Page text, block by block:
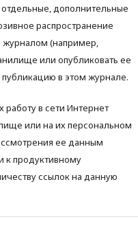
отдельные, дополнительные
распространение
журналом (например,
или опубликовать ее
публикацию в этом журнале.
в сети Интернет
или на их персональном
ее данным
к продуктивному
ссылок на данную